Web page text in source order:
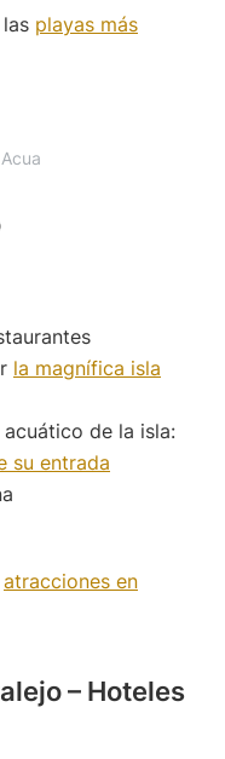
playas más
la magnífica isla
de la isla:
su entrada
atracciones en
– Hoteles